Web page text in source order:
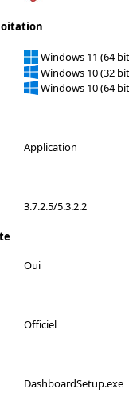
Windows 11 (64
Windows 10 (32
Windows 10 (64
Application
3.7.2.5/5.3.2.2
Oui
Officiel
DashboardSetup.exe